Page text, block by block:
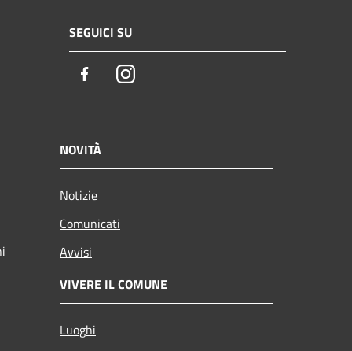
SEGUICI SU
FacebookInstagram
NOVITÀ
Notizie
Comunicati
Avvisi
VIVERE IL COMUNE
Luoghi